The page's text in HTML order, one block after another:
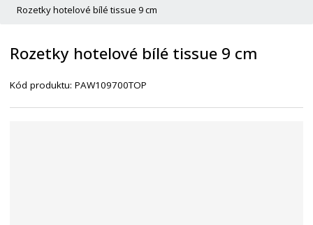
n
t
a
Rozetky hotelové bílé tissue 9 cm
Rozetky hotelové bílé tissue 9 cm
Kód produktu:PAW109700TOP